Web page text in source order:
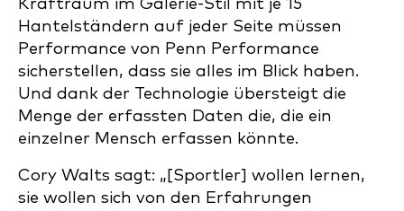
Kraftraum im Galerie-Stil mit je 15
Hantelständern auf jeder Seite müssen
Performance von Penn Performance
sicherstellen, dass sie alles im Blick haben.
Und dank der Technologie übersteigt die
Menge der erfassten Daten die, die ein
einzelner Mensch erfassen könnte.
Cory Walts sagt: „[Sportler] wollen lernen,
sie wollen sich von den Erfahrungen